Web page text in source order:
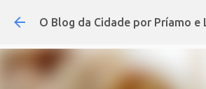
Pular para o conteúdo